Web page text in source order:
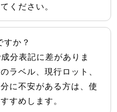
ください。
か？
分表記に差がありま
ラベル、現行ロット、
に不安がある方は、使
すめします。